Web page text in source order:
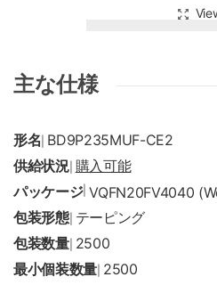
主な仕様
形名 BD9P235MUF-CE2
供給状況| 購入可能
パッケージ|VQFN20FV4040
包装形態| テーピング
包装数量| 2500
最小個装数量 2500